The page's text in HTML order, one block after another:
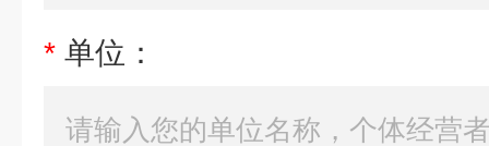
* 单位：